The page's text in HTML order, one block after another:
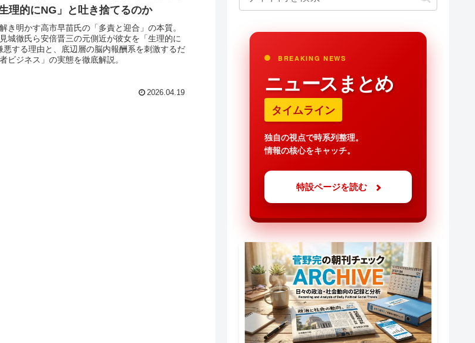
理的にNG」と吐き捨てるのか
き明かす高市早苗氏の「多責と迎合」の本質。
城徹氏ら安倍晋三の元側近が彼女を「生理的に
悪する理由と、底辺層の脳内報酬系を刺激するだ
ビジネス」の実態を徹底解説。
2026.04.19
BREAKING NEWS
ニュースまとめ
タイムライン
独自の視点で時系列整理。
情報の核心をキャッチ。
特設ページを読む